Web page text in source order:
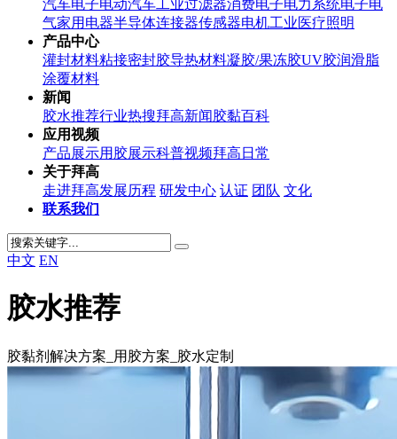
汽车电子电动汽车工业过滤器消费电子电力系统电子电
气家用电器半导体连接器传感器电机工业医疗照明
产品中心
灌封材料粘接密封胶导热材料凝胶/果冻胶UV胶润滑脂
涂覆材料
新闻
胶水推荐行业热搜拜高新闻胶黏百科
应用视频
产品展示用胶展示科普视频拜高日常
关于拜高
走进拜高发展历程 研发中心 认证 团队 文化
联系我们
中文 EN
胶水推荐
胶黏剂解决方案_用胶方案_胶水定制